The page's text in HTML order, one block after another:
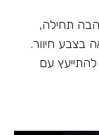
תחילה,
בצבע חיוור.
עם